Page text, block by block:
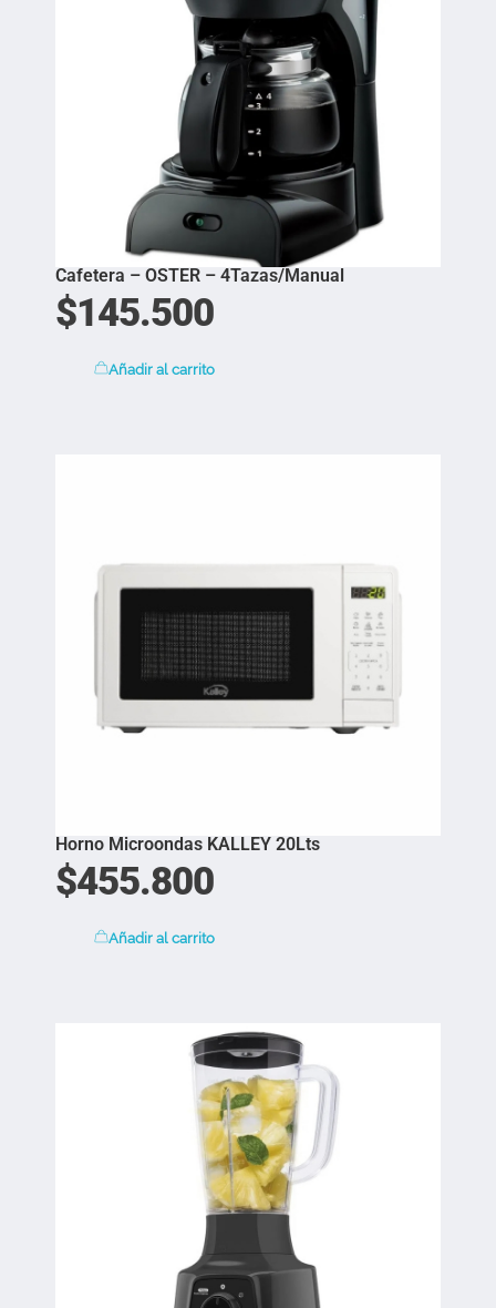
Cafetera – OSTER – 4Tazas/Manual
$145.500
Añadir al carrito
Horno Microondas KALLEY 20Lts
$455.800
Añadir al carrito